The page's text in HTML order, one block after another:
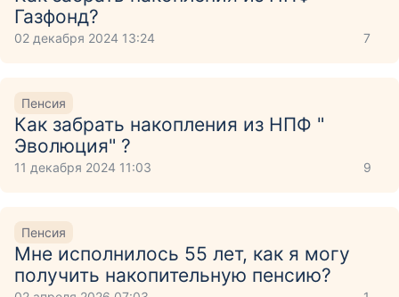
Газфонд?
02 декабря 2024 13:24 7
Пенсия
Как забрать накопления из НПФ "
Эволюция" ?
11 декабря 2024 11:03 9
Пенсия
Мне исполнилось 55 лет, как я могу
получить накопительную пенсию?